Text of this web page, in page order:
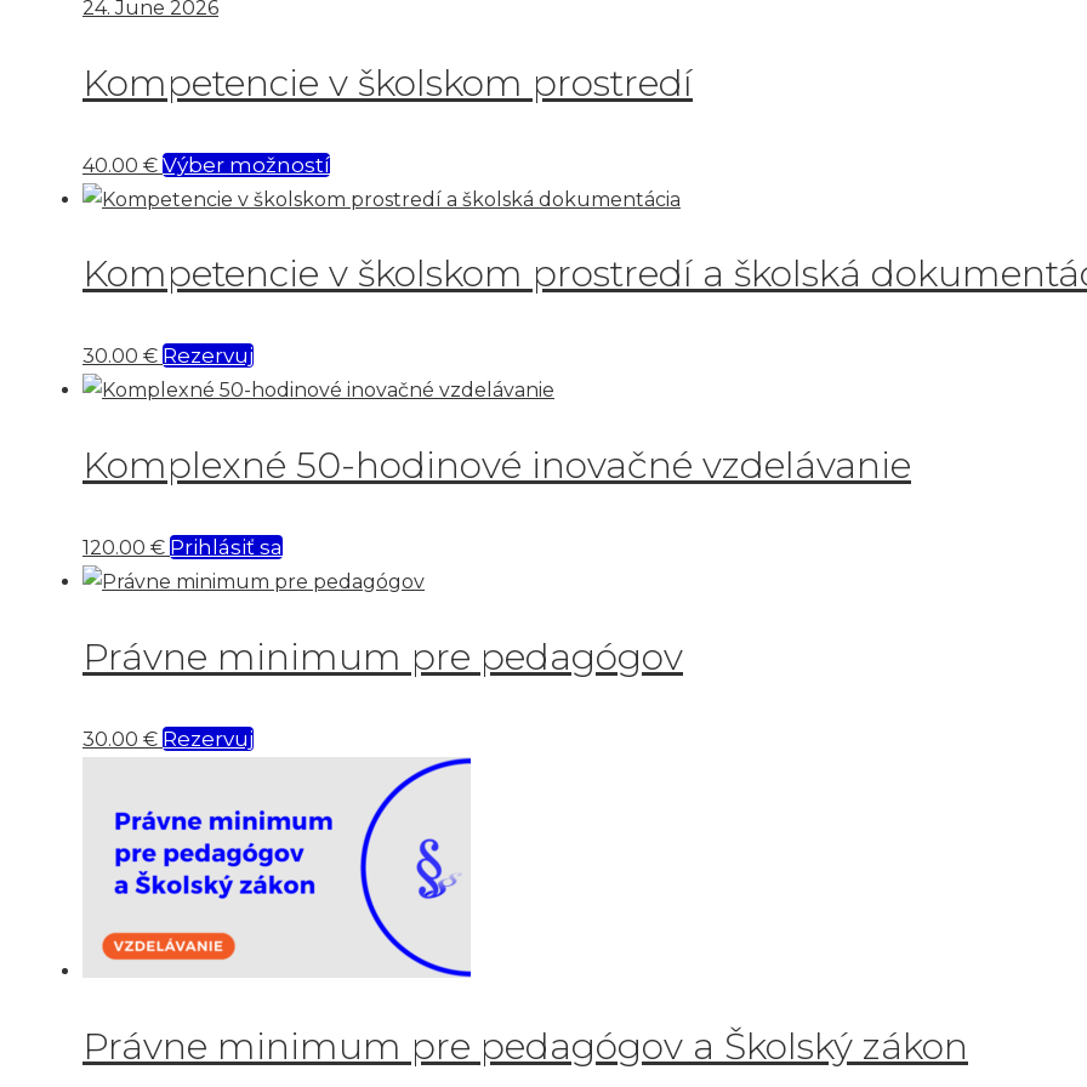
24. June 2026
Kompetencie v školskom prostredí
40.00 € Výber možností
Kompetencie v školskom prostredí a školská
30.00 € Rezervuj
Komplexné 50-hodinové inovačné vzdelávanie
120.00 € Prihlásiť sa
Právne minimum pre pedagógov
30.00 € Rezervuj
Právne minimum pre pedagógov a Školský zákon